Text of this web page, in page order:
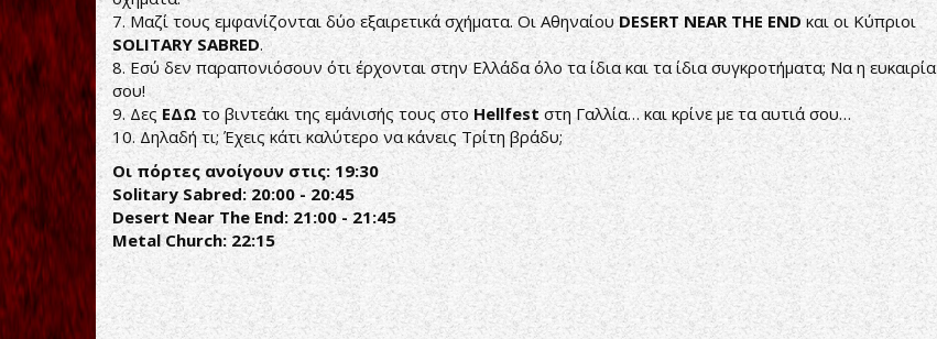
7. Μαζί τους εμφανίζονται δύο εξαιρετικά σχήματα. Οι Αθηναίου DESERT NEAR THE ENDκαι οι Κύπριοι
SOLITARY SABRED.
8. Εσύ δεν παραπονιόσουν ότι έρχονται στην Ελλάδα όλο τα ίδια και τα ίδια συγκροτήματα; Να η ευκαιρία
σου!
9. ΔεςΕΔΩ το βιντεάκι της εμάνισής τους στο Hellfest στη Γαλλία… και κρίνε με τα αυτιά σου…
10. Δηλαδή τι; Έχεις κάτι καλύτερο να κάνεις Τρίτη βράδυ;
Οι πόρτες ανοίγουν στις: 19:30
Solitary Sabred: 20:00 - 20:45
Desert Near The End: 21:00 - 21:45
Metal Church: 22:15